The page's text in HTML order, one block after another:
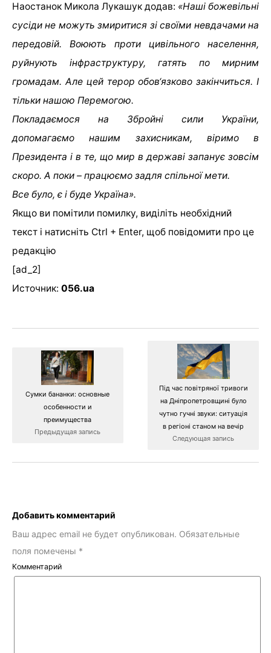
Наостанок Микола Лукашук додав: «Наші божевільні
сусіди не можуть змиритися зі своїми невдачами на
передовій. Воюють проти цивільного населення,
руйнують інфраструктуру, гатять по мирним
громадам. Але цей терор обов‘язково закінчиться. І
тільки нашою Перемогою.
Покладаємося на Збройні сили України,
допомагаємо нашим захисникам, віримо в
Президента і в те, що мир в державі запанує зовсім
скоро. А поки – працюємо задля спільної мети.
Все було, є і буде Україна».
Якщо ви помітили помилку, виділіть необхідний
текст і натисніть Ctrl + Enter, щоб повідомити про це
редакцію
[ad_2]
Источник: 056.ua
Сумки бананки: основные
особенности и
преимущества
Предыдущая запись
Під час повітряної тривоги
на Дніпропетровщині було
чутно гучні звуки: ситуація
в регіоні станом на вечір
Следующая запись
Добавить комментарий
Ваш адрес email не будет опубликован. Обязательные
поля помечены *
Комментарий